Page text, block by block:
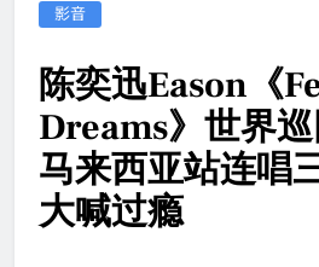
影音
陈奕迅Eason《
Dreams》世界
马来西亚站连唱
大喊过瘾